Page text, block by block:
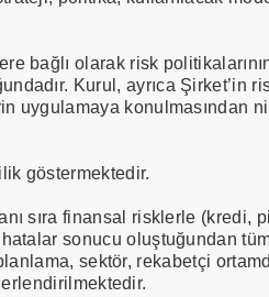
bağlı olarak risk
Kurul, ayrıca Şirket’in
uygulamaya konulmasından
göstermektedir.
sıra finansal risklerle (kredi,
sonucu oluştuğundan
sektör, rekabetçi